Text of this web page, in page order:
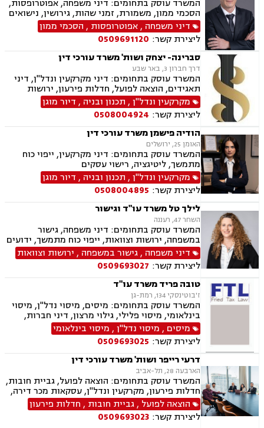
דיני חברות, ליטיגציה מסחרית ונדל"נית, דיני
עמותות
המשרד עוסק בתחומים: דיני משפחה, אפוטרופסות,
הסכמי ממון, משמורת, זמני שהות, גירושין, נישואים
אזרחיים, חלוקת רכוש, מעמד אישי, תיאום הורי,
ניכור הורי, ירושות וצוואות, ייפוי כוח מתמשך.
דיני משפחה ,אפוטרופסות , הסכמי ממון
ליצירת קשר: 0509691120
סברינה- יצחק ושות' משרד עורכי דין
דרך חברון 3, באר שבע
המשרד עוסק בתחומים: דיני מקרקעין ונדל"ן, דיני
תאגידים, הוצאה לפועל, חדלות פירעון, ירושות
וצוואת.
מקרקעין ונדל"ן, תכנון ובניה , דיור מוגן
ליצירת קשר: 0508004924
הודיה פישמן משרד עורכי דין
האומן 25, ירושלים
המשרד עוסק בתחומים: דיני מקרקעין, ייפוי כוח
מתמשך, ליטיגציה, רישוי עסקים
מקרקעין ונדל"ן, תכנון ובניה , דיור מוגן
ליצירת קשר: 0508004895
לילך טל משרד עו"ד וגישור
השחר 47, רעננה
המשרד עוסק בתחומים: דיני משפחה, גישור
במשפחה, ירושות וצוואות, ייפוי כוח מתמשך, ידועים
בציבור, אפוטרופסות, הסכמי ממון, מזונות, משמורת,
גירושין, הורות חד מינית, נישואים אזרחיים, ידועים
בציבור, חלוקת רכוש, מעמד אישי, תיאום הורי, זמני
שהות, עסקאות מתנה, גישור ובוררויות, גישור עסקי,
דיני חברות, סכסוך בין בעלי מניות, דיני צרכנות
ותיירות, משפט אזרחי, סכסוך שכנים.
דיני משפחה ,גישור במשפחה , ירושות וצוואות
ליצירת קשר: 0509693027
טובה פריד משרד עו"ד
ז'בוטינסקי 134, רמת-גן
המשרד עוסק בתחומים: מיסים, מיסוי נדל"ן, מיסוי
בינלאומי, מיסוי פלילי, גילוי מרצון, דיני חברות,
רישום חברות, פירוקים והקפאת הליכים, סכסוך בין
בעלי מניות, עסקאות מכר דירה, ירושות וצוואות,
עיזבונות, ייפוי כוח מתמשך.
מיסים , מיסוי נדל"ן, מיסוי בינלאומי
ליצירת קשר: 0509693025
דרעי רייפר ושות' משרד עורכי דין
הארבעה 28, תל-אביב
המשרד עוסק בתחומים: הוצאה לפועל, גביית חובות,
חדלות פירעון, מקרקעין ונדל"ן, עסקאות מכר דירה,
דיני משפחה, חלוקת רכוש, דיני חוזים, ירושות
וצוואות.
הוצאה לפועל ,גביית חובות , חדלות פירעון
ליצירת קשר: 0509693023